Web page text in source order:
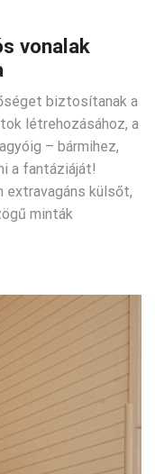
vonalak
biztosítanak a
létrehozásához, a
– bármihez,
a fantáziáját!
extravagáns külsőt,
minták